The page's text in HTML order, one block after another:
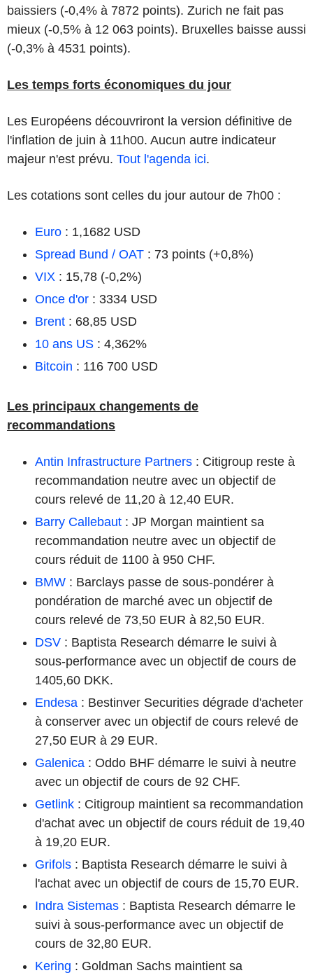
baissiers (-0,4% à 7872 points). Zurich ne fait pas
mieux (-0,5% à 12 063 points). Bruxelles baisse aussi
(-0,3% à 4531 points).
Les temps forts économiques du jour
Les Européens découvriront la version définitive de
l'inflation de juin à 11h00. Aucun autre indicateur
majeur n'est prévu. Tout l'agenda ici.
Les cotations sont celles du jour autour de 7h00 :
Euro : 1,1682 USD
Spread Bund / OAT : 73 points (+0,8%)
VIX : 15,78 (-0,2%)
Once d'or : 3334 USD
Brent : 68,85 USD
10 ans US : 4,362%
Bitcoin : 116 700 USD
Les principaux changements de
recommandations
Antin Infrastructure Partners : Citigroup reste à
recommandation neutre avec un objectif de
cours relevé de 11,20 à 12,40 EUR.
Barry Callebaut : JP Morgan maintient sa
recommandation neutre avec un objectif de
cours réduit de 1100 à 950 CHF.
BMW : Barclays passe de sous-pondérer à
pondération de marché avec un objectif de
cours relevé de 73,50 EUR à 82,50 EUR.
DSV : Baptista Research démarre le suivi à
sous-performance avec un objectif de cours de
1405,60 DKK.
Endesa : Bestinver Securities dégrade d'acheter
à conserver avec un objectif de cours relevé de
27,50 EUR à 29 EUR.
Galenica : Oddo BHF démarre le suivi à neutre
avec un objectif de cours de 92 CHF.
Getlink : Citigroup maintient sa recommandation
d'achat avec un objectif de cours réduit de 19,40
à 19,20 EUR.
Grifols : Baptista Research démarre le suivi à
l'achat avec un objectif de cours de 15,70 EUR.
Indra Sistemas : Baptista Research démarre le
suivi à sous-performance avec un objectif de
cours de 32,80 EUR.
Kering : Goldman Sachs maintient sa